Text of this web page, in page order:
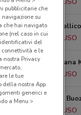
Via Silvio
615 m
CHIUSO
Via Nomentana
CHIUSO
Viale Bruno
CHIUSO
pubblicitarie che
su
che hai navigato
(nel caso in cui
del
connettività e le
nostra Privacy
le tue
della nostra App.
generici e
a Menu >